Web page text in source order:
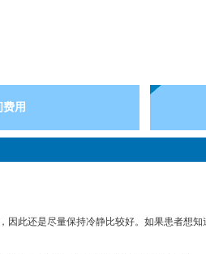
费用
此还是尽量保持冷静比较好。如果患者想